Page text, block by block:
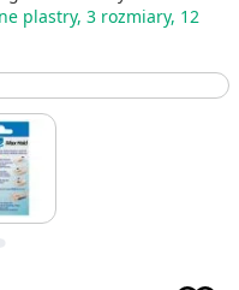
plastry, 3 rozmiary, 12